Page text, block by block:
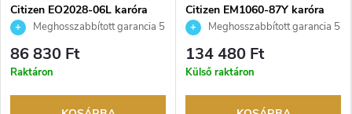
Citizen EO2028-06L karóra
Meghosszabbított garancia 5
évre. Akár 100 napos
visszaküldési lehetőség. Hivatalos
86 830 Ft
Raktáron
Citizen EM1060-87Y karóra
Meghosszabbított garancia 5
évre. Akár 100 napos
visszaküldési lehetőség. Hivatalos
134 480 Ft
Külső raktáron